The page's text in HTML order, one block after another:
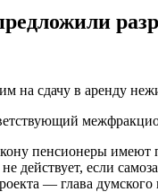
на сдачу в аренду
пенсионеры
действует, если
— глава